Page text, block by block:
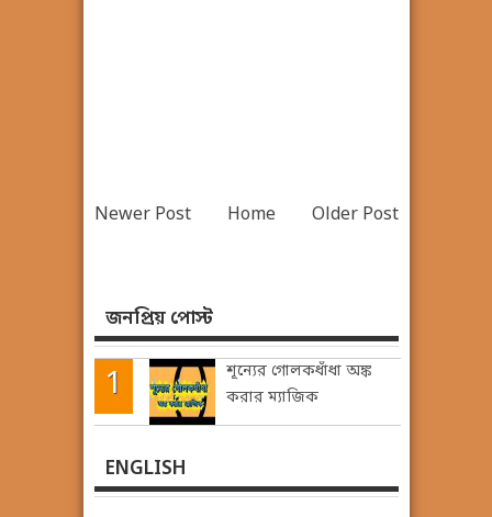
Newer Post Older Post
Home
জনপ্রিয় পোস্ট
শূন্যের গোলকধাঁধা অঙ্ক
করার ম্যাজিক
ENGLISH